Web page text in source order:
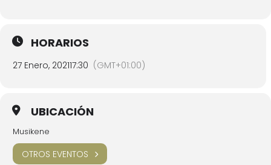
HORARIOS
27 Enero, 202117:30 (GMT+01:00)
UBICACIÓN
Musikene
OTROS EVENTOS